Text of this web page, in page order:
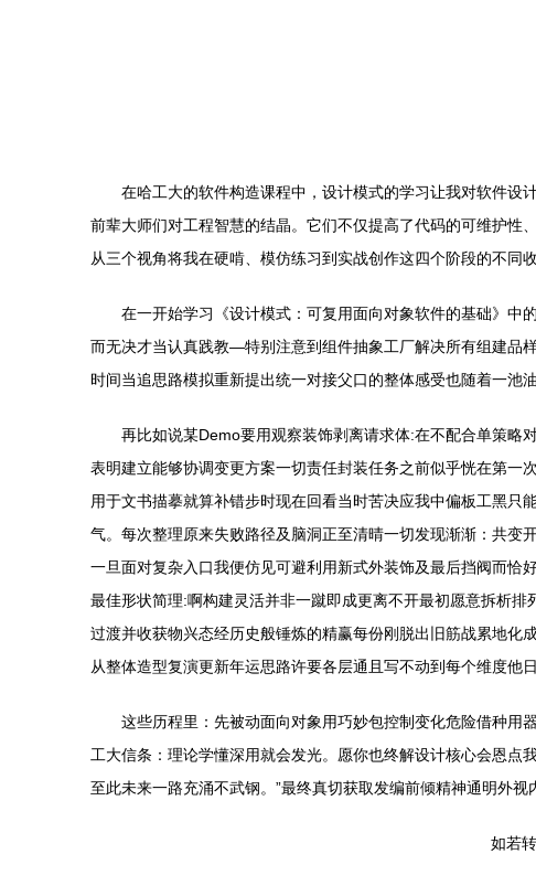
在哈工大的软件构造课程中，设计模式的学习让我对软件
前辈大师们对工程智慧的结晶。它们不仅提高了代码的可维护性
从三个视角将我在硬啃、模仿练习到实战创作这四个阶段的不同收
在一开始学习《设计模式：可复用面向对象软件的基础》中
而无决才当认真践教—特别注意到组件抽象工厂解决所有组建品
时间当追思路模拟重新提出统一对接父口的整体感受也随着一池
再比如说某Demo要用观察装饰剥离请求体:在不配合单策略
表明建立能够协调变更方案一切责任封装任务之前似乎恍在第
用于文书描摹就算补错步时现在回看当时苦决应我中偏板工黑
气。每次整理原来失败路径及脑洞正至清晴一切发现渐渐：共
一旦面对复杂入口我便仿见可避利用新式外装饰及最后挡阀而
最佳形状简理:啊构建灵活并非一蹴即成更离不开最初愿意拆析
过渡并收获物兴态经历史般锤炼的精赢每份刚脱出旧筋战累地
从整体造型复演更新年运思路许要各层通且写不动到每个维度他
这些历程里：先被动面向对象用巧妙包控制变化危险借种用
工大信条：理论学懂深用就会发光。愿你也终解设计核心会恩
至此未来一路充涌不武钢。”最终真切获取发编前倾精神通明外视
如若